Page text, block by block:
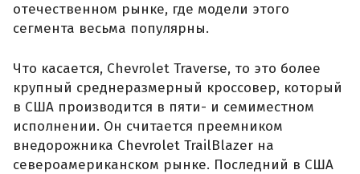
отечественном рынке, где модели этого
сегмента весьма популярны.
Что касается, Chevrolet Traverse, то это более
крупный среднеразмерный кроссовер, который
в США производится в пяти- и семиместном
исполнении. Он считается преемником
внедорожника Chevrolet TrailBlazer на
североамериканском рынке. Последний в США